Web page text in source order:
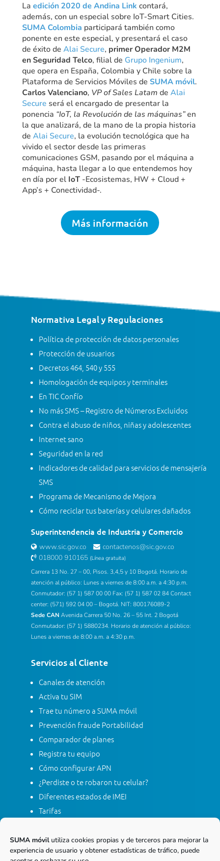
SUMA móvilutiliza cookies propias y de terceros para mejorar la
experiencia de usuario y obtener estadísticas de tráfico, puede
La edición 2020 de Andina Link contará,
además, con un especial sobre IoT-Smart Cities.
SUMA Colombia participará también como
ponente en este especial, y presentará el caso
de éxito de Alai Secure, primer Operador M2M
en Seguridad Telco, filial de Grupo Ingenium,
que opera en España, Colombia y Chile sobre la
Plataforma de Servicios Móviles de SUMA móvil.
Carlos Valenciano, VP of Sales Latam de Alai
Secure será el encargado de presentar la
ponencia “IoT, la Revolución de las máquinas”en
la que analizará, de la mano de la propia historia
de Alai Secure, la evolución tecnológica que ha
vivido el sector desde las primeras
comunicaciones GSM, pasando por el máquina a
máquina, hasta llegar a lo que entendemos hoy
en día por el IoT-Ecosistemas, HW + Cloud +
App’s + Conectividad-.
Más información
Normativa Legal y Regulaciones
Política de protección de datos personales
Protección de usuarios
Decretos 464, 540 y 555
Homologación de equipos y terminales
En TIC Confío
No más SMS – Registro de Números Excluidos
Contra el abuso de niños, niñas y adolescentes
Internet sano
Seguridad en la red
Indicadores de calidad para servicios de mensajería
SMS
Programa de Mecanismo de Mejora
Cómo reciclar tus baterías y celulares dañados
Superintendencia de Industria y Comercio
www.sic.gov.co
contactenos@sic.gov.co
018000 910165 (Línea gratuita)
Carrera 13 No. 27 – 00, Pisos. 3,4,5 y 10 Bogotá. Horario de
atención al público: Lunes a viernes de 8:00 a.m. a 4:30 p.m.
Conmutador: (57 1) 587 00 00 Fax: (57 1) 587 02 84 Contact
center: (571) 592 04 00 – Bogotá. NIT: 800176089-2
Sede CAN Avenida Carrera 50 No. 26 – 55 Int. 2 Bogotá
Conmutador: (57 1) 5880234. Horario de atención al público:
Lunes a viernes de 8:00 a.m. a 4:30 p.m.
Servicios al Cliente
Canales de atención
Activa tu SIM
Trae tu número a SUMA móvil
Prevención fraude Portabilidad
Comparador de planes
Registra tu equipo
Cómo configurar APN
¿Perdiste o te robaron tu celular?
Diferentes estados de IMEI
Tarifas
Apagón red móvil 2G